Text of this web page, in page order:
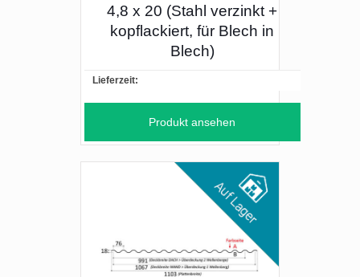
4,8 x 20 (Stahl verzinkt +
kopflackiert, für Blech in
Blech)
Lieferzeit:
Produkt ansehen